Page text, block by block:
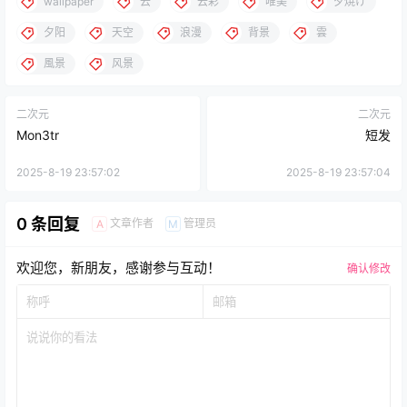
夕阳 天空 浪漫 背景 雲
風景 风景
二次元
Mon3tr
2025-8-19 23:57:02
二次元
短发
2025-8-19 23:57:04
0 条回复 A 文章作者 M 管理员
欢迎您，新朋友，感谢参与互动！ 确认修改